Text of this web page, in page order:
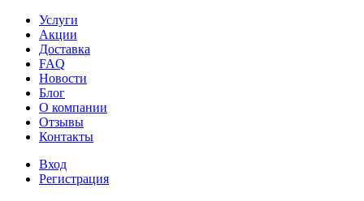
Услуги
Акции
Доставка
FAQ
Новости
Блог
О компании
Отзывы
Контакты
Вход
Регистрация